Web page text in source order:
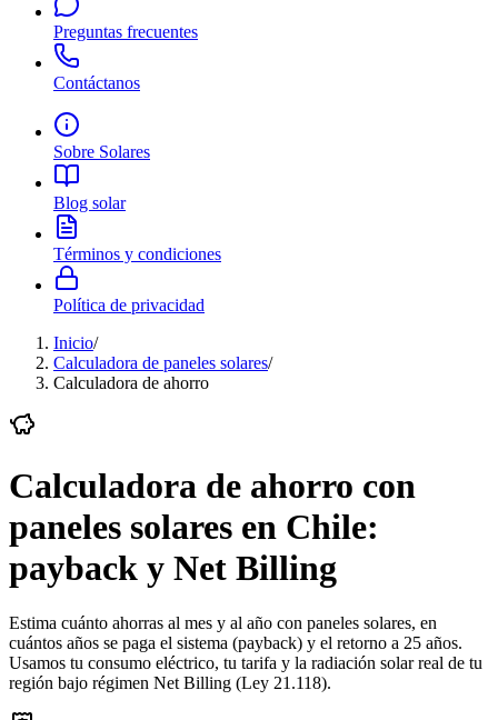
Preguntas frecuentes
Contáctanos
Sobre Solares
Blog solar
Términos y condiciones
Política de privacidad
Inicio/
Calculadora de paneles solares/
Calculadora de ahorro
Calculadora de ahorro con
paneles solares en Chile:
payback y Net Billing
Estima cuánto ahorras al mes y al año con paneles solares, en
cuántos años se paga el sistema (payback) y el retorno a 25 años.
Usamos tu consumo eléctrico, tu tarifa y la radiación solar real de tu
región bajo régimen Net Billing (Ley 21.118).